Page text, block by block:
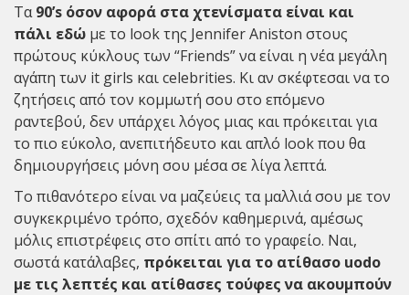
Τα90’s όσον αφορά στα χτενίσματα είναι και
πάλι εδώ με το look της Jennifer Aniston στους
πρώτους κύκλους των “Friends” να είναι η νέα μεγάλη
αγάπη των it girls και celebrities. Κι αν σκέφτεσαι να το
ζητήσεις από τον κομμωτή σου στο επόμενο
ραντεβού, δεν υπάρχει λόγος μιας και πρόκειται για
το πιο εύκολο, ανεπιτήδευτο και απλό look που θα
δημιουργήσεις μόνη σου μέσα σε λίγα λεπτά.
Το πιθανότερο είναι να μαζεύεις τα μαλλιά σου με τον
συγκεκριμένο τρόπο, σχεδόν καθημερινά, αμέσως
μόλις επιστρέφεις στο σπίτι από το γραφείο. Ναι,
σωστά κατάλαβες, πρόκειται για το ατίθασο uodo
με τις λεπτές και ατίθασες τούφες να ακουμπούν